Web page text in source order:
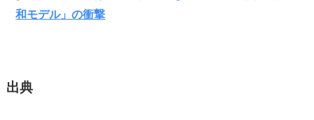
和モデル」の衝撃
出典